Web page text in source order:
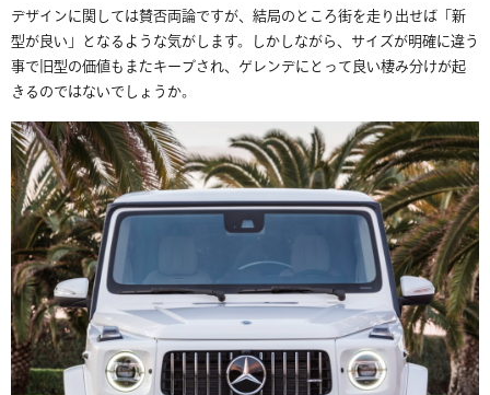
デザインに関しては賛否両論ですが、結局のところ街を走り出せば「新
型が良い」となるような気がします。しかしながら、サイズが明確に違う
事で旧型の価値もまたキープされ、ゲレンデにとって良い棲み分けが起
きるのではないでしょうか。